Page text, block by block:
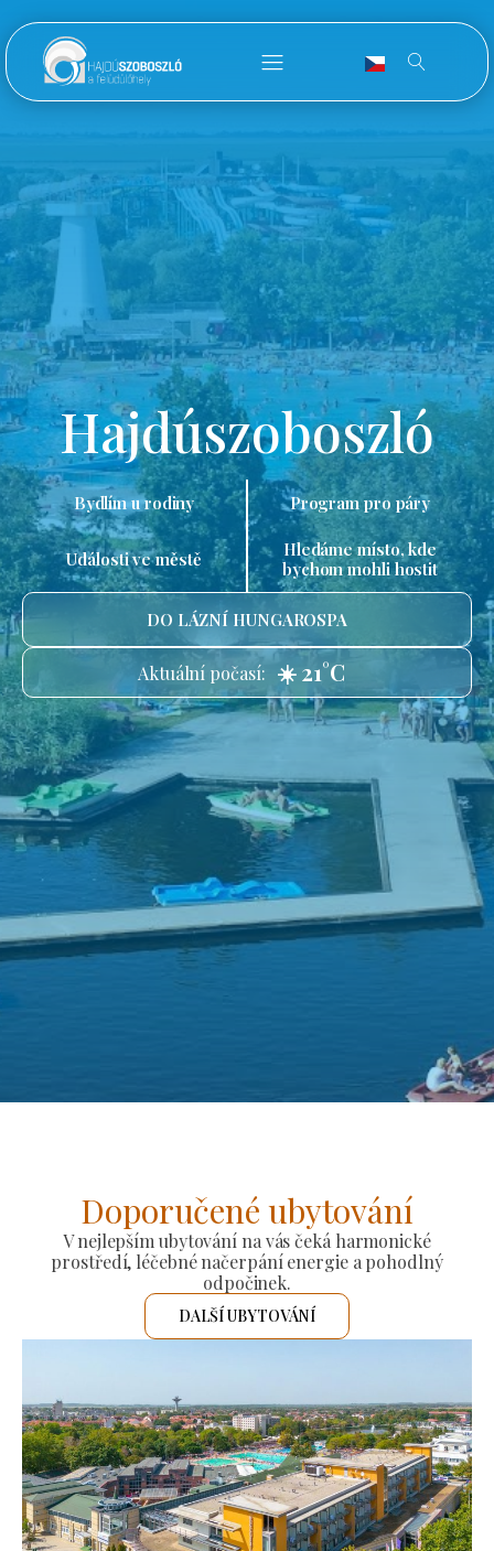
Hajdúszoboszló
Bydlím u rodiny Program pro páry
Události ve městě
Hledáme místo, kde
bychom mohli hostit
DO LÁZNÍ HUNGAROSPA
Aktuální počasí: ☀️ 21°C
Doporučené ubytování
V nejlepším ubytování na vás čeká harmonické
prostředí, léčebné načerpání energie a pohodlný
odpočinek.
DALŠÍ UBYTOVÁNÍ